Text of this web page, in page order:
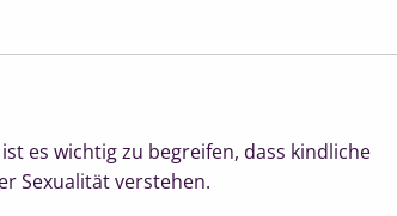
es wichtig zu begreifen, dass kindliche
Sexualität verstehen.